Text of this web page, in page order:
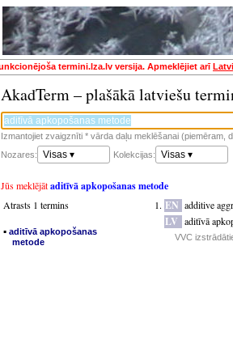
termini.lza.lv versija. Apmeklējiet arī
AkadTerm – plašākā latviešu
Izmantojiet zvaigznīti * vārda daļu meklēšanai (piemēram,
Nozares:
Visas ▾ Kolekcijas: Visas ▾
Jūs meklējātaditīvā apkopošanas metode
Atrasts 1 termins
▪ aditīvā apkopošanas
metode
EN additive
LV aditīvā
VVC